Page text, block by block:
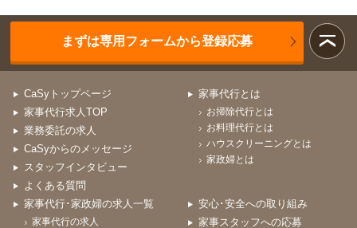
まずは専用フォームから登録応募
CaSyトップページ
家事代行求人TOP
業務委託の求人
CaSyからのメッセージ
スタッフインタビュー
よくある質問
家事代行とは
お掃除代行とは
お料理代行とは
ハウスクリーニングとは
家政婦とは
家事代行･家政婦の求人一覧
家事代行の求人
安心･安全への取り組み
家事スタッフへの応募